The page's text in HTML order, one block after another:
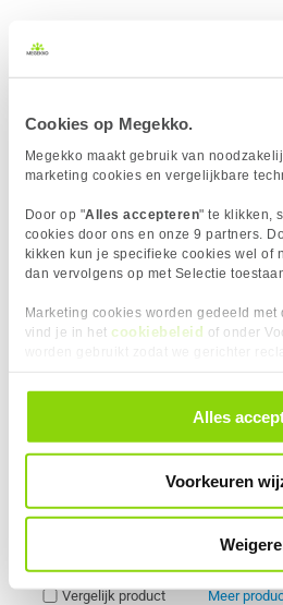
Cookies op Megekko.
Megekko maakt gebruik van
marketing cookies en vergelijkbare
Door op "Alles accepteren" te klikken,
cookies door ons en onze 9 partners.
kikken kun je specifieke cookies wel of
dan vervolgens op met Selectie
Marketing cookies worden gedeeld
vind je in het cookiebeleid of onder
alle cookies. Je kunt je gegeven
door in de footer van onze website te
Alles
Voorkeuren
ASUS GeForce RTX 5080
ASTRAL-RTX5080-O16G-
Videokaart
3
Uit eigen voorraad leverbaar. Levertijd:1
CUDA cores
10752
DLSS 4
LED Verlichting
Vergelijk product Meer